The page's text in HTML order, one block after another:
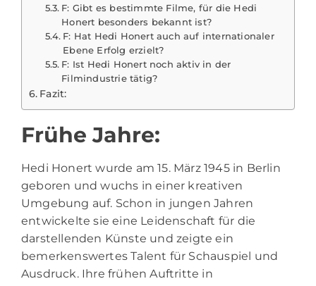
F: Gibt es bestimmte Filme, für die Hedi
Honert besonders bekannt ist?
F: Hat Hedi Honert auch auf internationaler
Ebene Erfolg erzielt?
F: Ist Hedi Honert noch aktiv in der
Filmindustrie tätig?
Fazit:
Frühe Jahre:
Hedi Honert wurde am 15. März 1945 in Berlin
geboren und wuchs in einer kreativen
Umgebung auf. Schon in jungen Jahren
entwickelte sie eine Leidenschaft für die
darstellenden Künste und zeigte ein
bemerkenswertes Talent für Schauspiel und
Ausdruck. Ihre frühen Auftritte in